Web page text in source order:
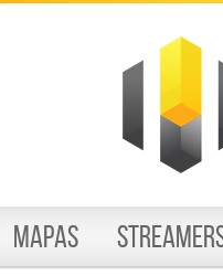
Mapas